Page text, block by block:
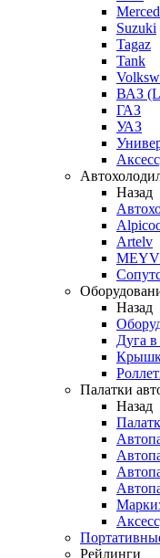
Suzuki
Tagaz
Tank
ВАЗ
ГАЗ
УАЗ
Назад
Artelv
Назад
Дуга в
Палатки
Назад
Рейлинги